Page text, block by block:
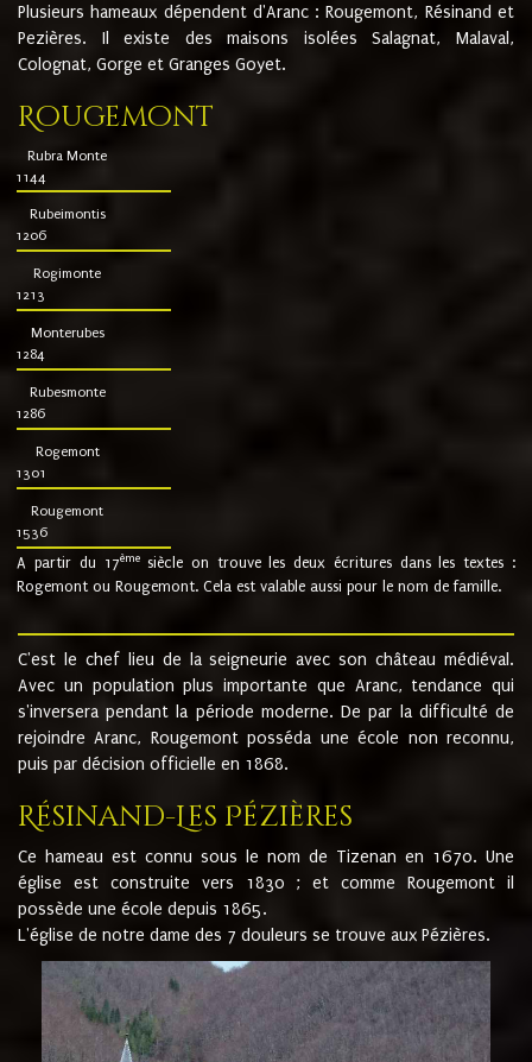
Plusieurs hameaux dépendent d'Aranc : Rougemont, Résinand et
Pezières. Il existe des maisons isolées Salagnat, Malaval,
Colognat, Gorge et Granges Goyet.
Rougemont
Rubra Monte
1144
Rubeimontis
1206
Rogimonte
1213
Monterubes
1284
Rubesmonte
1286
Rogemont
1301
Rougemont
1536
A partir du 17ème siècle on trouve les deux écritures dans les textes :
Rogemont ou Rougemont. Cela est valable aussi pour le nom de famille.
C'est le chef lieu de la seigneurie avec son château médiéval.
Avec un population plus importante que Aranc, tendance qui
s'inversera pendant la période moderne. De par la difficulté de
rejoindre Aranc, Rougemont posséda une école non reconnu,
puis par décision officielle en 1868.
Résinand-Les Pézières
Ce hameau est connu sous le nom de Tizenan en 1670. Une
église est construite vers 1830 ; et comme Rougemont il
possède une école depuis 1865.
L'église de notre dame des 7 douleurs se trouve aux Pézières.